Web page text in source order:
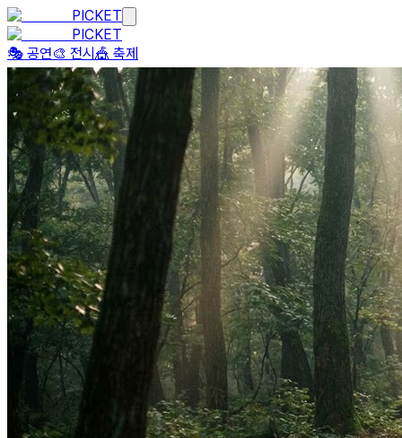
PICKET
PICKET
🎭 공연🎨 전시 🎪 축제